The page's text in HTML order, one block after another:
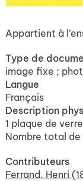
Appartient à
Type de
image fixe ;
Langue
Français
Description
1 plaque de
Nombre total de
Contributeurs
Ferrand, Henri